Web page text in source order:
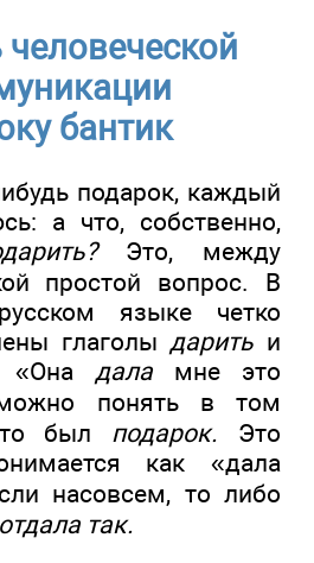
бантик
подарок, каждый
а что, собственно,
Это, между
простой вопрос. В
языке четко
глаголыдарить и
«Она дала мне это
понять в том
был подарок. Это
как «дала
насовсем, то либо
отдала так.